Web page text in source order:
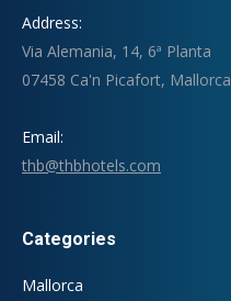
Address:
Via Alemania, 14, 6ª Planta
07458 Ca'n Picafort, Mallorca
Email:
thb@thbhotels.com
Categories
Mallorca